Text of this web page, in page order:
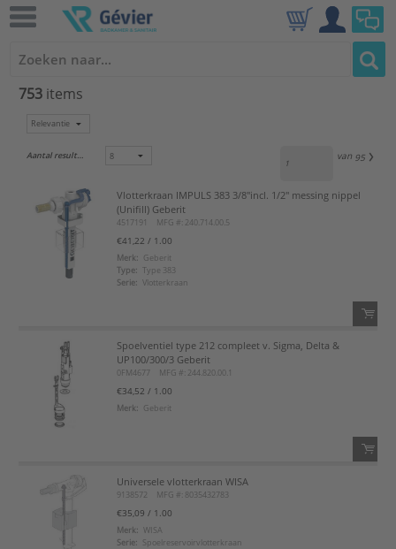
753 items
Aantal resultaten: van 95
Vlotterkraan IMPULS 383 3/8"incl. 1/2" messing nippel
(Unifill) Geberit
4517191 MFG #: 240.714.00.5
€41,22 / 1.00
Merk:
Geberit
Type:
Type 383
Serie: Vlotterkraan
QTY:
Spoelventiel type 212 compleet v. Sigma, Delta &
UP100/300/3 Geberit
0FM4677 MFG #: 244.820.00.1
€34,52 / 1.00
Merk: Geberit
Universele vlotterkraan WISA
9138572 MFG #: 8035432783
€35,09 / 1.00
Merk: WISA
Serie:
Spoelreservoirvlotterkraan